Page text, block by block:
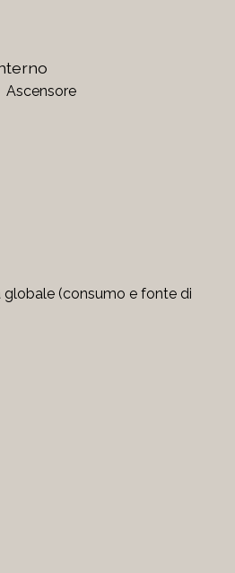
Ascensore
globale (consumo e fonte di